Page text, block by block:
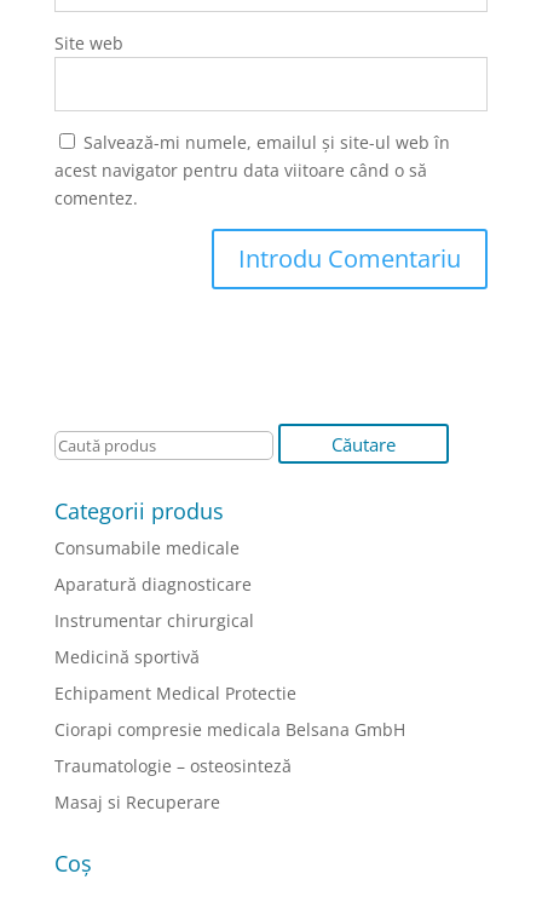
Site web
Salvează-mi numele, emailul și site-ul web în
acest navigator pentru data viitoare când o să
comentez.
Categorii produs
Consumabile medicale
Aparatură diagnosticare
Instrumentar chirurgical
Medicină sportivă
Echipament Medical Protectie
Ciorapi compresie medicala Belsana GmbH
Traumatologie – osteosinteză
Masaj si Recuperare
Coș